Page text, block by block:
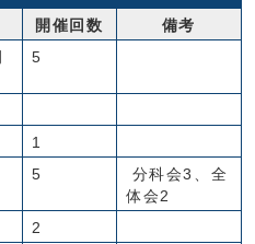
開催回数
備考
5
1
5
分科会3、全
体会2
2